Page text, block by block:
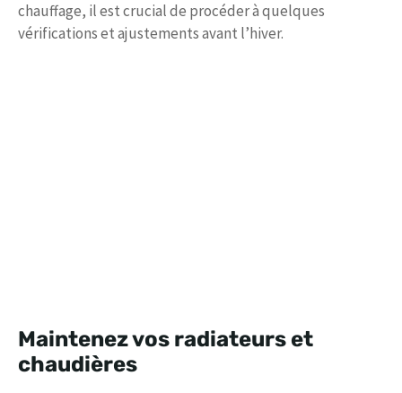
chauffage, il est crucial de procéder à quelques
vérifications et ajustements avant l’hiver.
Maintenez vos radiateurs et
chaudières